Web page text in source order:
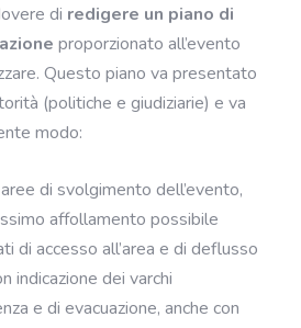
di redigere un piano di
proporzionato all’evento
Questo piano va presentato
(politiche e giudiziarie) e va
modo:
di svolgimento dell’evento,
affollamento possibile
di accesso all’area e di deflusso
indicazione dei varchi
e di evacuazione, anche con